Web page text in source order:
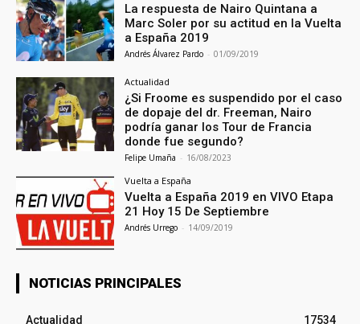
La respuesta de Nairo Quintana a
Marc Soler por su actitud en la Vuelta
a España 2019
Andrés Álvarez Pardo - 01/09/2019
Actualidad
¿Si Froome es suspendido por el caso
de dopaje del dr. Freeman, Nairo
podría ganar los Tour de Francia
donde fue segundo?
Felipe Umaña - 16/08/2023
Vuelta a España
Vuelta a España 2019 en VIVO Etapa
21 Hoy 15 De Septiembre
Andrés Urrego - 14/09/2019
NOTICIAS PRINCIPALES
Actualidad 17534